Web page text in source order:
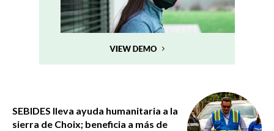
SEBIDES lleva ayuda humanitaria a la
sierra de Choix; beneficia a más de